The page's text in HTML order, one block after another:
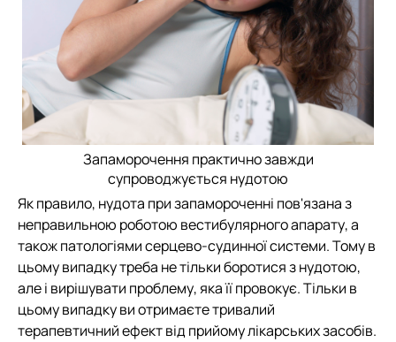
Запаморочення практично завжди
супроводжується нудотою
Як правило, нудота при запамороченні пов'язана з
неправильною роботою вестибулярного апарату, а
також патологіями серцево-судинної системи. Тому в
цьому випадку треба не тільки боротися з нудотою,
але і вирішувати проблему, яка її провокує. Тільки в
цьому випадку ви отримаєте тривалий
терапевтичний ефект від прийому лікарських засобів.